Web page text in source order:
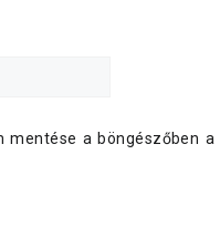
mentése a böngészőben a